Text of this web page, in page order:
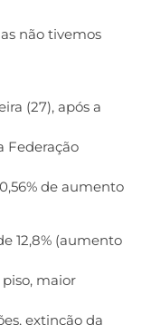
não tivemos
(27), após a
Federação
de aumento
12,8% (aumento
maior
extinção da